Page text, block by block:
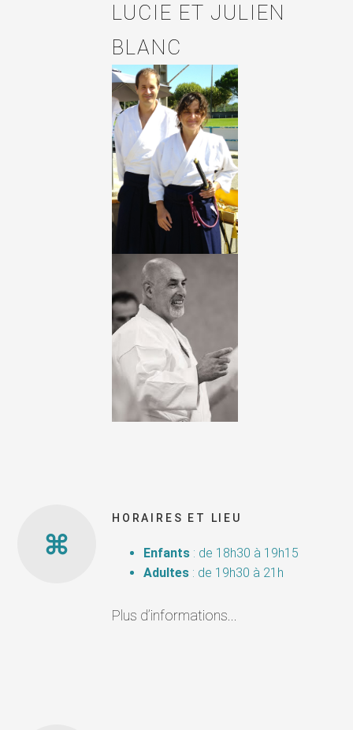
LUCIE ET JULIEN
BLANC
HORAIRES ET LIEU
Enfants : de 18h30 à 19h15
Adultes : de 19h30 à 21h
Plus d’informations...